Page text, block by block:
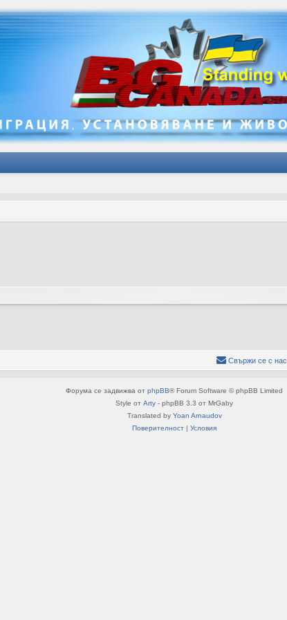
Свържи се с нас
Форума се задвижва от phpBB® Forum Software © phpBB Limited
Style от Arty - phpBB 3.3 от MrGaby
Translated by Yoan Arnaudov
Поверителност
Условия